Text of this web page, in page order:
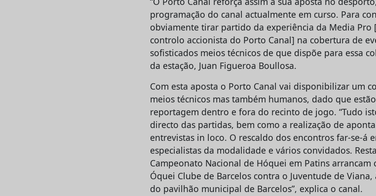
programação do canal actualmente em curso. Para
obviamente tirar partido da experiência da Media
controlo accionista do Porto Canal] na cobertura de
sofisticados meios técnicos de que dispõe para essa
da estação, Juan Figueroa Boullosa.
Com esta aposta o Porto Canal vai disponibilizar um
meios técnicos mas também humanos, dado que
reportagem dentro e fora do recinto de jogo. “Tudo
directo das partidas, bem como a realização de
entrevistas in loco. O rescaldo dos encontros far-se-á
especialistas da modalidade e vários convidados.
Campeonato Nacional de Hóquei em Patins
Óquei Clube de Barcelos contra o Juventude de
do pavilhão municipal de Barcelos”, explica o canal.